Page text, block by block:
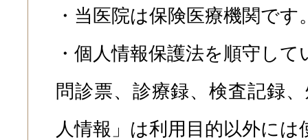
・当医院は保険医療機関です
・個人情報保護法を順守して
問診票、診療録、検査記録
人情報」は利用目的以外には